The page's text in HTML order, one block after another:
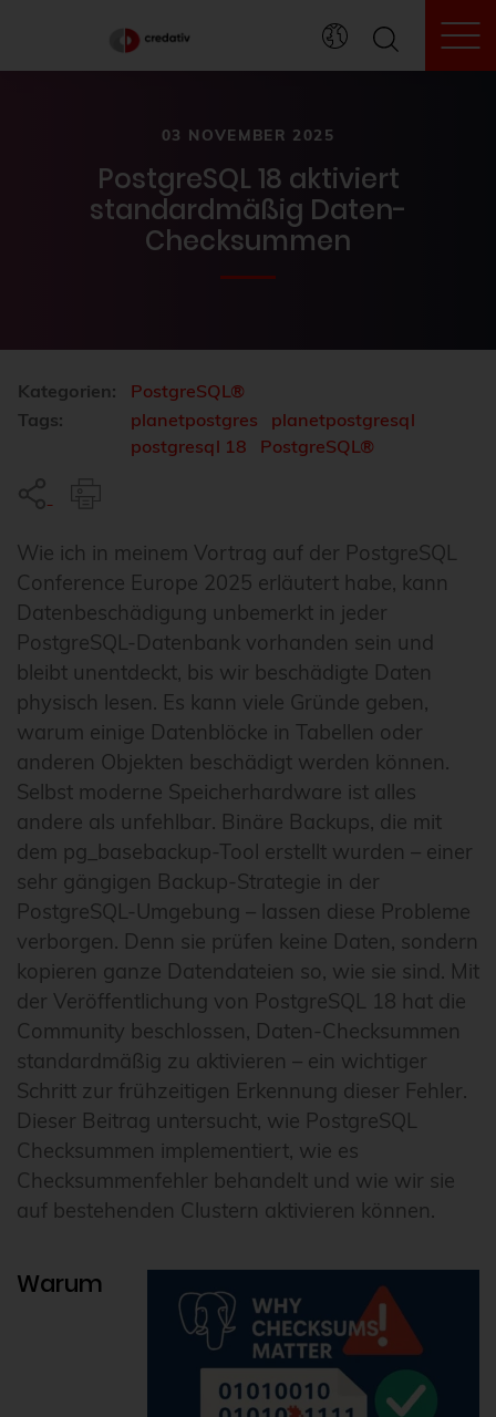
03 NOVEMBER 2025
PostgreSQL 18 aktiviert
standardmäßig Daten-
Checksummen
Kategorien:
PostgreSQL®
Tags:
planetpostgres
planetpostgresql
postgresql 18
PostgreSQL®
Wie ich in meinem Vortrag auf der PostgreSQL
Conference Europe 2025 erläutert habe, kann
Datenbeschädigung unbemerkt in jeder
PostgreSQL-Datenbank vorhanden sein und
bleibt unentdeckt, bis wir beschädigte Daten
physisch lesen. Es kann viele Gründe geben,
warum einige Datenblöcke in Tabellen oder
anderen Objekten beschädigt werden können.
Selbst moderne Speicherhardware ist alles
andere als unfehlbar. Binäre Backups, die mit
dem pg_basebackup-Tool erstellt wurden – einer
sehr gängigen Backup-Strategie in der
PostgreSQL-Umgebung – lassen diese Probleme
verborgen. Denn sie prüfen keine Daten, sondern
kopieren ganze Datendateien so, wie sie sind. Mit
der Veröffentlichung von PostgreSQL 18 hat die
Community beschlossen, Daten-Checksummen
standardmäßig zu aktivieren – ein wichtiger
Schritt zur frühzeitigen Erkennung dieser Fehler.
Dieser Beitrag untersucht, wie PostgreSQL
Checksummen implementiert, wie es
Checksummenfehler behandelt und wie wir sie
auf bestehenden Clustern aktivieren können.
Warum